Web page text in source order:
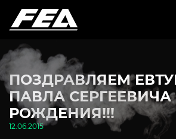
ПОЗДРАВЛЯЕМ
ПАВЛА
РОЖДЕНИЯ!!!
12.06.2015